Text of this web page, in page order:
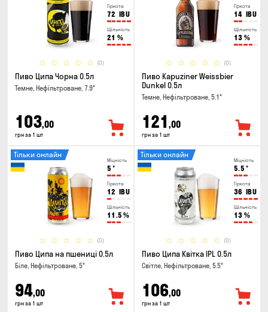
Гіркота
72 IBU
Щільність
21 %
(0)
Пиво Ципа Чорна 0.5л
Темне, Нефільтроване, 7.9°
103,00
грн за 1 шт
Гіркота
14 IBU
Щільність
13 %
(0)
Пиво Kapuziner Weissbier
Dunkel 0.5л
Темне, Нефільтроване, 5.1°
121 ,00
грн за 1 шт
Міцність
5 °
Гіркота
12 IBU
Щільність
11.5 %
(0)
Тільки онлайн
Пиво Ципа на пшениці 0.5л
Біле, Нефільтроване, 5°
94,00
грн за 1 шт
Міцність
5.5 °
Гіркота
36 IBU
Щільність
13 %
(0)
Тільки онлайн
Пиво Ципа Квітка IPL 0.5л
Світле, Нефільтроване, 5.5°
106,00
грн за 1 шт